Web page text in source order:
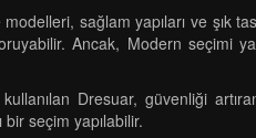
sağlam yapıları ve şık
Ancak, Modern seçimi
Dresuar, güvenliği
bir seçim yapılabilir.